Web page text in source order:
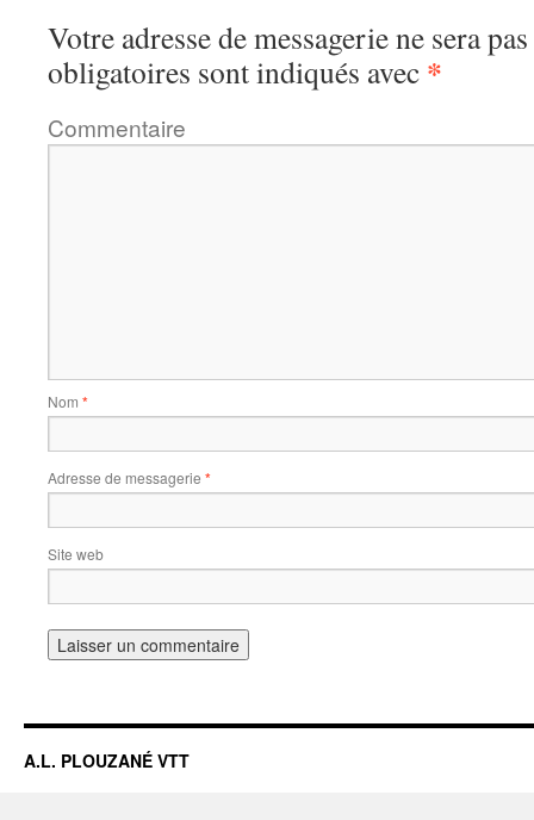
Votre adresse de messagerie ne sera
obligatoires sont indiqués avec *
Commentaire
Nom *
Adresse de messagerie *
Site web
A.L. PLOUZANÉ VTT